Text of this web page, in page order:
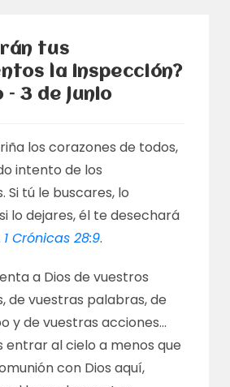
tus
la inspección?
– 3 de junio
los corazones de todos,
intento de los
Si tú le buscares, lo
lo dejares, él te desechará
1 Crónicas 28:9.
a Dios de vuestros
de vuestras palabras, de
y de vuestras acciones…
entrar al cielo a menos que
con Dios aquí,